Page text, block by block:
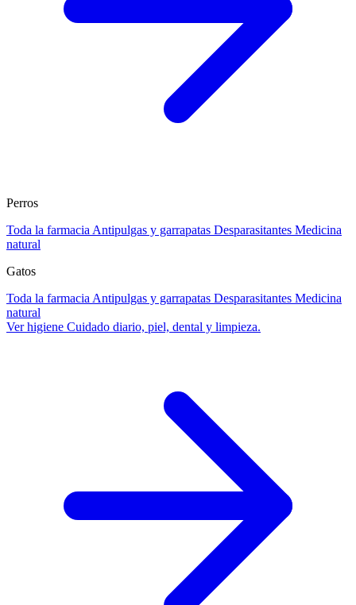
Perros
Toda la farmacia Antipulgas y garrapatas Desparasitantes Medicina
natural
Gatos
Toda la farmacia Antipulgas y garrapatas Desparasitantes Medicina
natural
Ver higiene Cuidado diario, piel, dental y limpieza.